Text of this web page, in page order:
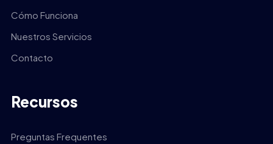
Cómo Funciona
Nuestros Servicios
Contacto
Recursos
Preguntas Frequentes